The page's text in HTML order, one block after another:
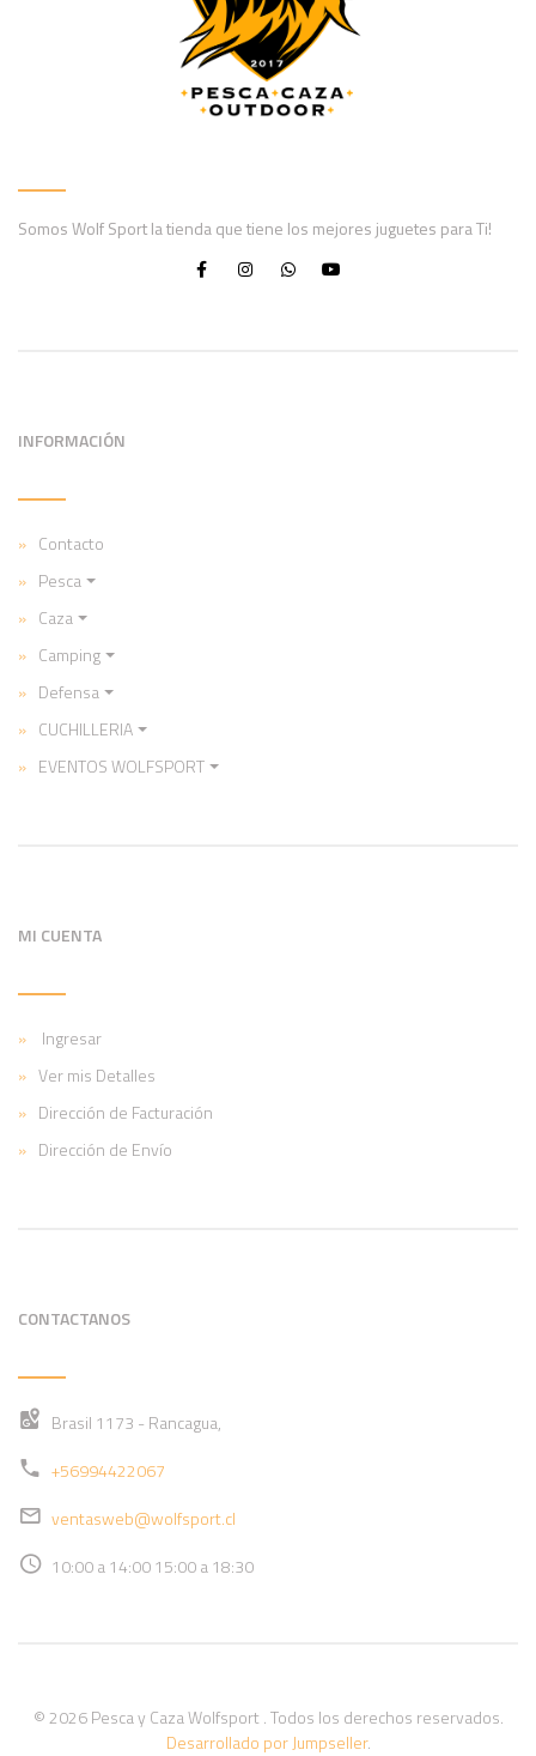
Somos Wolf Sport la tienda que tiene los mejores juguetes para Ti!
INFORMACIÓN
Contacto
Pesca
Caza
Camping
Defensa
CUCHILLERIA
EVENTOS WOLFSPORT
MI CUENTA
Ingresar
Ver mis Detalles
Dirección de Facturación
Dirección de Envío
CONTACTANOS
Brasil 1173 - Rancagua,
+56994422067
ventasweb@wolfsport.cl
10:00 a 14:00 15:00 a 18:30
© 2026 Pesca y Caza Wolfsport . Todos los derechos reservados.
Desarrollado por Jumpseller.